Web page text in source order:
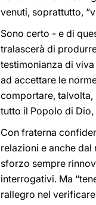
venuti, soprattutto,
Sono certo - e di
tralascerà di
testimonianza di
ad accettare le
comportare, talvolta,
tutto il Popolo di Dio,
Con fraterna
relazioni e anche
sforzo sempre
interrogativi. Ma
rallegro nel